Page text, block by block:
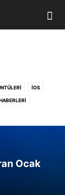
IOS
U XBOX 360
Ocak